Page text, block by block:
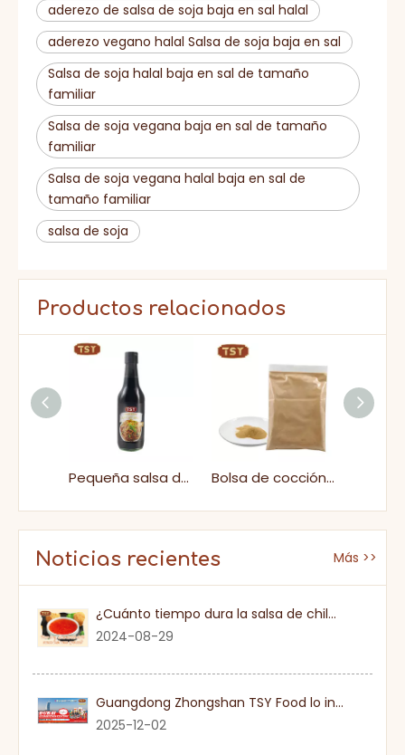
aderezo de salsa de soja baja en sal halal
aderezo vegano halal Salsa de soja baja en sal
Salsa de soja halal baja en sal de tamaño
familiar
Salsa de soja vegana baja en sal de tamaño
familiar
Salsa de soja vegana halal baja en sal de
tamaño familiar
salsa de soja
Productos relacionados
Pequeña salsa de soja ligera barata para arroz frito Bolsa de cocción de China de fábrica salsa de soja salada elaborada en polvo
Noticias recientes Más >>
¿Cuánto tiempo dura la salsa de chile dulce una vez que se abre?
2024-08-29
Guangdong Zhongshan TSY Food lo invita sinceramente a visitar la Exposición Gulfood de Dubai 2026
2025-12-02